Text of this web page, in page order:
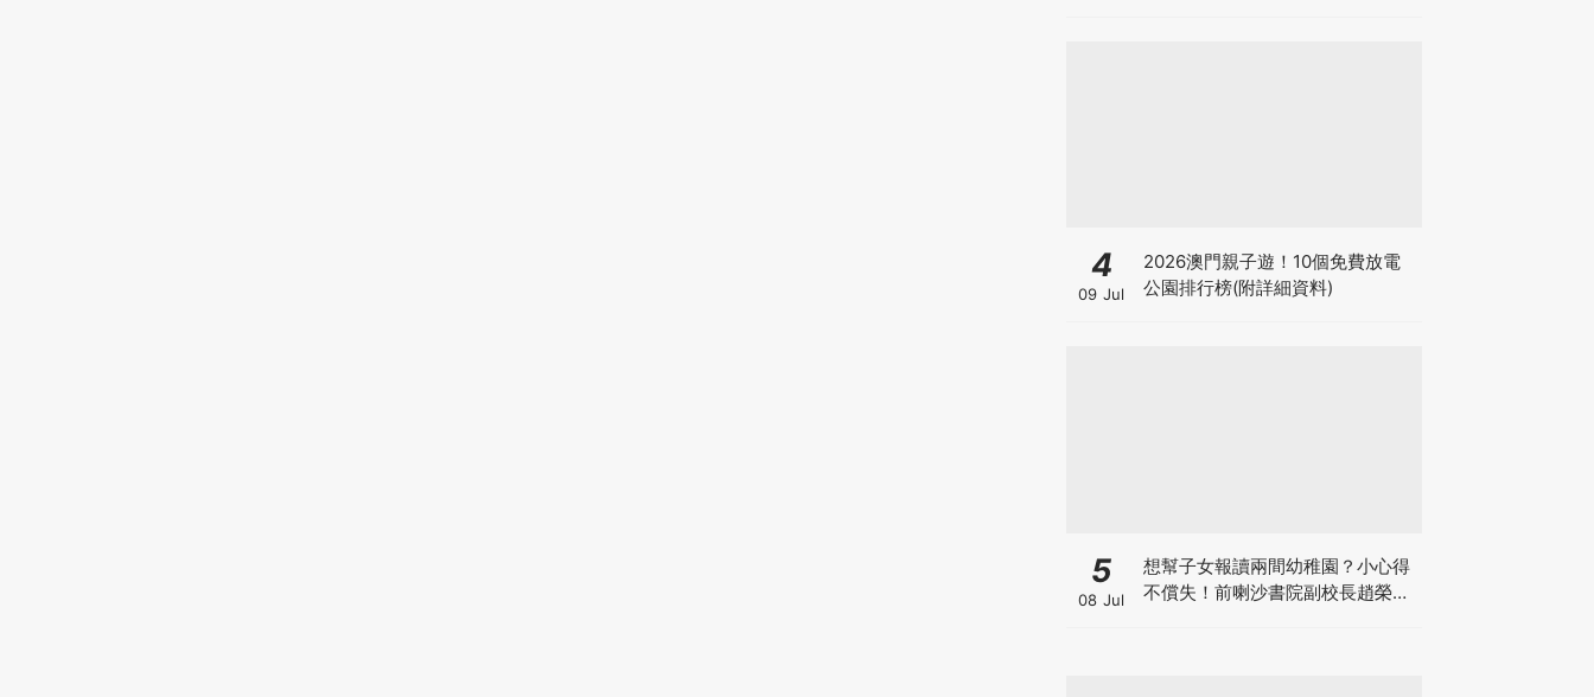
4
09 Jul
2026澳門親子遊！10個免費放電
公園排行榜(附詳細資料)
5
08 Jul
想幫子女報讀兩間幼稚園？小心得
不償失！前喇沙書院副校長趙榮